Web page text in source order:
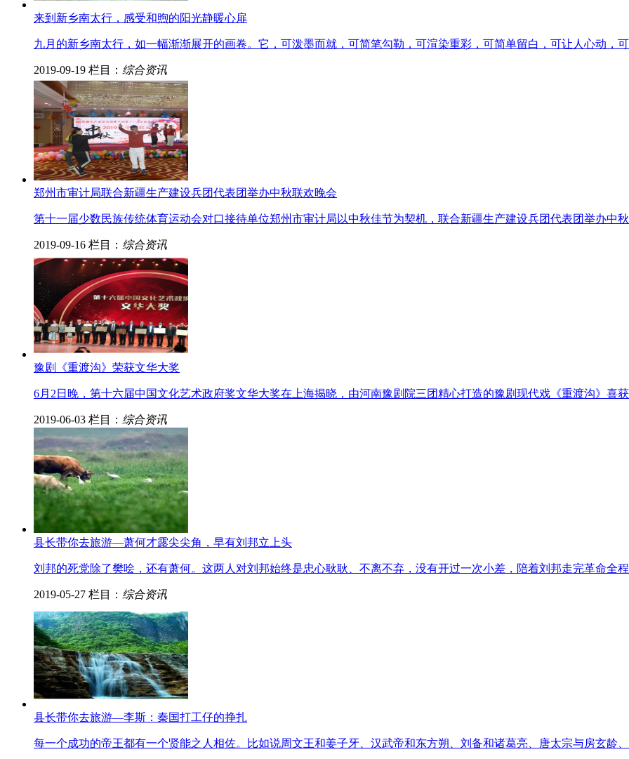
来到新乡南太行，感受和煦的阳光静暖心扉
九月的新乡南太行，如一幅渐渐展开的画卷。它，可泼墨而就，可简笔勾勒，可渲染重彩，可简单留白，可让人心动，
2019-09-19 栏目： 综合资讯
郑州市审计局联合新疆生产建设兵团代表团举办中秋联欢晚会
第十一届少数民族传统体育运动会对口接待单位郑州市审计局以中秋佳节为契机，联合新疆生产建设兵团代表团举办中
2019-09-16 栏目： 综合资讯
豫剧《重渡沟》荣获文华大奖
6月2日晚，第十六届中国文化艺术政府奖文华大奖在上海揭晓，由河南豫剧院三团精心打造的豫剧现代戏《重渡沟》喜
2019-06-03 栏目： 综合资讯
县长带你去旅游—萧何才露尖尖角，早有刘邦立上头
刘邦的死党除了樊哙，还有萧何。这两人对刘邦始终是忠心耿耿、不离不弃，没有开过一次小差，陪着刘邦走完革命全
2019-05-27 栏目： 综合资讯
县长带你去旅游—李斯：秦国打工仔的挣扎
每一个成功的帝王都有一个贤能之人相佐。比如说周文王和姜子牙、汉武帝和东方朔、刘备和诸葛亮、唐太宗与房玄龄、